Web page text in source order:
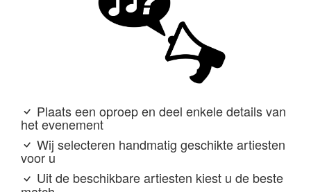
Plaats een oproep en deel enkele details van
het evenement
Wij selecteren handmatig geschikte artiesten
voor u
Uit de beschikbare artiesten kiest u de beste